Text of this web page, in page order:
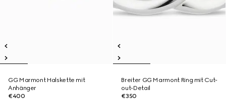
GG Marmont Halskette mit
Anhänger
€400
Breiter GG Marmont Ring mit Cut-
out-Detail
€350